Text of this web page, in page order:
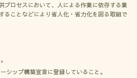
プロセスにおいて、人による作業に依存する業
ることなどにより省人化・省力化を図る取組で
シップ構築宣言に登録していること。